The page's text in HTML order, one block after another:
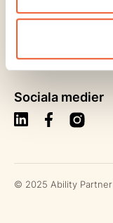
Nyhetsbrev
Klicka här för att
Sociala medier
© 2025 Ability Partner